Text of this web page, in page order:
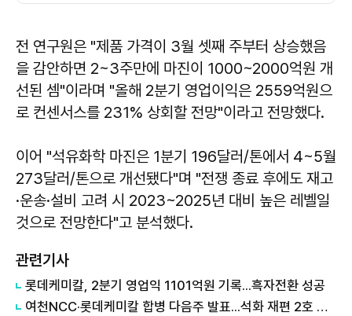
전 연구원은 "제품 가격이 3월 셋째 주부터 상승했음
을 감안하면 2~3주만에 마진이 1000~2000억원 개
선된 셈"이라며 "올해 2분기 영업이익은 2559억원으
로 컨센서스를 231% 상회할 전망"이라고 전망했다.
이어 "석유화학 마진은 1분기 196달러/톤에서 4~5월
273달러/톤으로 개선됐다"며 "전쟁 종료 후에도 재고
·운송·설비 고려 시 2023~2025년 대비 높은 레벨일
것으로 전망한다"고 분석했다.
관련기사
롯데케미칼, 2분기 영업익 1101억원 기록...흑자전환 성공
여천NCC·롯데케미칼 합병 다음주 발표...석화 재편 2호 결실